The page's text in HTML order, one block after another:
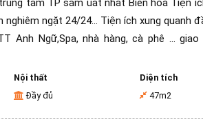
tâm TP sầm uất nhất Biên hoà Tiện
nghiêm ngặt 24/24… Tiện ích xung quanh
Anh Ngữ,Spa, nhà hàng, cà phê …
Nội thất
Diện tích
Đầy đủ 47m2